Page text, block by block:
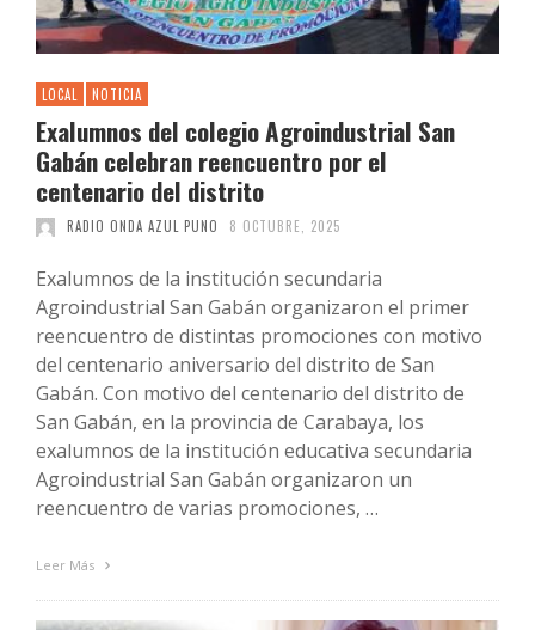
LOCAL NOTICIA
Exalumnos del colegio Agroindustrial San
Gabán celebran reencuentro por el
centenario del distrito
RADIO ONDA AZUL PUNO 8 OCTUBRE, 2025
Exalumnos de la institución secundaria
Agroindustrial San Gabán organizaron el primer
reencuentro de distintas promociones con motivo
del centenario aniversario del distrito de San
Gabán. Con motivo del centenario del distrito de
San Gabán, en la provincia de Carabaya, los
exalumnos de la institución educativa secundaria
Agroindustrial San Gabán organizaron un
reencuentro de varias promociones, …
Leer Más